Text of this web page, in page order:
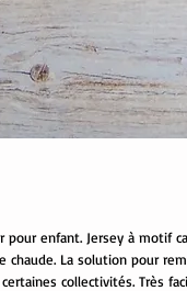
pour enfant. Jersey à motif
La solution pour
collectivités. Très